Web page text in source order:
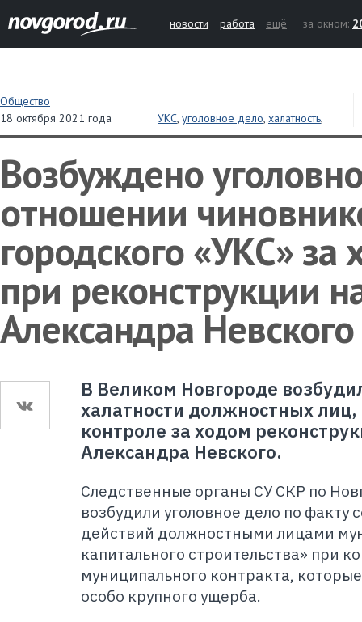
новости работа ещё за окном:
Общество
18 октября 2021 года
УКС, уголовное дело, халатность,
СКР
Возбуждено
отношении
городского «УКС» за
при реконструкции
Александра Невского
В Великом Новгороде
халатности должностных
контроле за ходом
Александра Невского.
Следственные органы СУ СКР по
возбудили уголовное дело по факту
действий должностными лицами
капитального строительства» при
муниципального контракта,
особо крупного ущерба.